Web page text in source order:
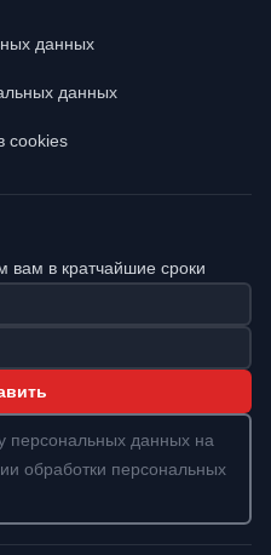
данных
данных
cookies
вам в кратчайшие сроки
персональных данных на
обработки персональных